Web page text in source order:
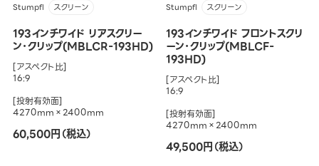
Stumpfl スクリーン
193インチワイド リアスクリー
ン･クリップ(MBLCR-193HD)
[アスペクト比]
16:9
[投射有効面]
4270mm×2400mm
60,500円（税込）
Stumpfl スクリーン
193インチワイド フロントスクリ
ーン･クリップ(MBLCF-
193HD)
[アスペクト比]
16:9
[投射有効面]
4270mm×2400mm
49,500円（税込）